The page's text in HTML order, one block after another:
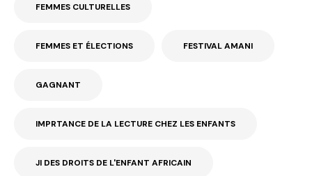
FEMMES CULTURELLES
FEMMES ET ÉLECTIONS FESTIVAL AMANI
GAGNANT
IMPRTANCE DE LA LECTURE CHEZ LES ENFANTS
JI DES DROITS DE L'ENFANT AFRICAIN